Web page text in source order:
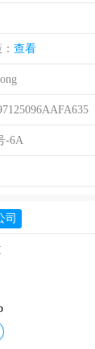
：查看
-6A
司